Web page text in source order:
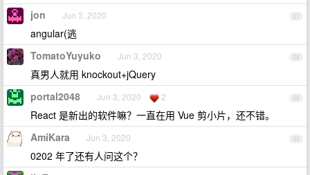
27
jon Jun 3, 2020
angular(逃
28
TomatoYuyuko Jun 3, 2020
真男人就用 knockout+jQuery
29
portal2048 Jun 3, 2020 2
React 是新出的软件嘛？一直在用 Vue 剪小片，还不错。
30
AmiKara Jun 3, 2020
0202 年了还有人问这个？